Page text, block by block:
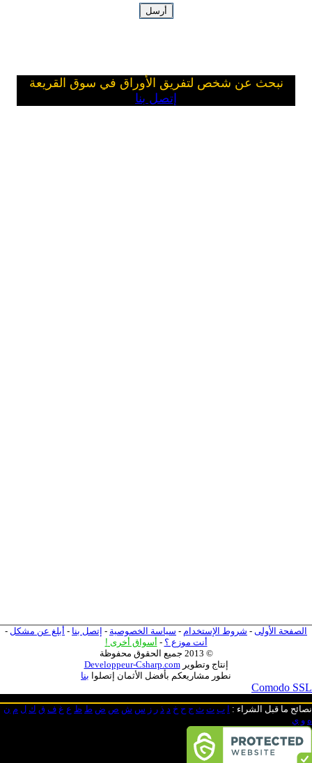
نبحث عن شخص لتفريق الأوراق في سوق القريعة
إتصل بنا
الصفحة الأولى - شروط الإستخدام - سياسة الخصوصية - إتصل بنا - أبلغ عن مشكل -
أنت موزع ؟ - أسواق أخرى !
© 2013 جميع الحقوق محفوظة
إنتاج وتطويرDeveloppeur-Csharp.com
نطور مشاريعكم بأفضل الأثمان إتصلوا بنا
Comodo SSL
نصائح ما قبل الشراء : ب ت ث ج ح خ د ذ ر ز س ش ص ض ط ظ ع غ ف ق ك ل م ن
ه و ي